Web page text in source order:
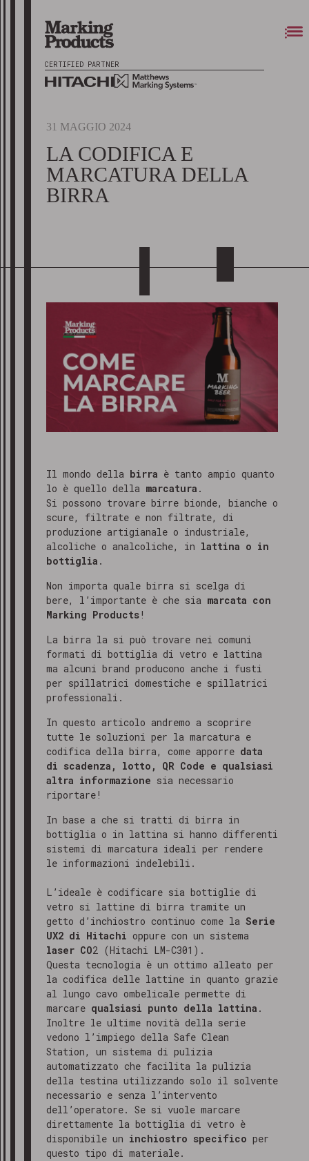
CERTIFIED PARTNER
31 MAGGIO 2024
LA CODIFICA E
MARCATURA DELLA
BIRRA
Il mondo della birra è tanto ampio quanto
lo è quello della marcatura .
Si possono trovare birre bionde, bianche o
scure, filtrate e non filtrate, di
produzione artigianale o industriale,
alcoliche o analcoliche, in lattina o in
bottiglia .
Non importa quale birra si scelga di
bere, l’importante è che sia marcata con
Marking Products!
La birra la si può trovare nei comuni
formati di bottiglia di vetro e lattina
ma alcuni brand producono anche i fusti
per spillatrici domestiche e spillatrici
professionali.
In questo articolo andremo a scoprire
tutte le soluzioni per la marcatura e
codifica della birra, come apporre data
di scadenza, lotto, QR Code e qualsiasi
altra informazione sia necessario
riportare!
In base a che si tratti di birra in
bottiglia o in lattina si hanno differenti
sistemi di marcatura ideali per rendere
le informazioni indelebili.
L’ideale è codificare sia bottiglie di
vetro si lattine di birra tramite un
getto d’inchiostro continuo come laSerie
UX2 di Hitachi oppure con un sistema
laser CO2 (Hitachi LM-C301).
Questa tecnologia è un ottimo alleato per
la codifica delle lattine in quanto grazie
al lungo cavo ombelicale permette di
marcare qualsiasi punto della lattina .
Inoltre le ultime novità della serie
vedono l’impiego della Safe Clean
Station, un sistema di pulizia
automatizzato che facilita la pulizia
della testina utilizzando solo il solvente
necessario e senza l’intervento
dell’operatore. Se si vuole marcare
direttamente la bottiglia di vetro è
disponibile un inchiostro specifico per
questo tipo di materiale.